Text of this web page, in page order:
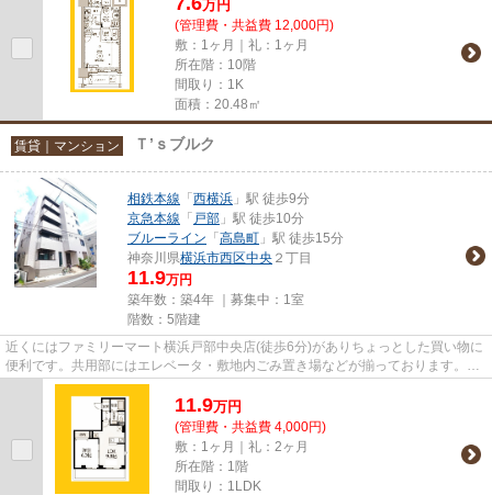
万円
(管理費・共益費 12,000円)
敷：1ヶ月｜礼：1ヶ月
所在階：10階
間取り：1K
面積：20.48㎡
賃貸｜マンション Ｔ’ｓブルク
相鉄本線 「 西横浜 」駅 徒歩9分
京急本線 「 戸部 」駅 徒歩10分
ブルーライン 「 高島町 」駅 徒歩15分
神奈川県横浜市西区中央 ２丁目
11.9万円
築年数：築4年 ｜募集中： 1室
階数：5階建
近くにはファミリーマート横浜戸部中央店(徒歩6分)がありちょっとした買い物に
便利です。共用部にはエレベータ・敷地内ごみ置き場などが揃っております。近
くに2駅ある、アクセスが良...
11.9万円
(管理費・共益費 4,000円)
敷：1ヶ月｜礼：2ヶ月
所在階：1階
間取り：1LDK